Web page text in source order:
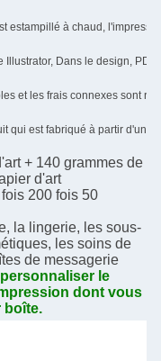
estampillé à chaud,
Illustrator, Dans le design,
et les frais connexes sont
qui est fabriqué à partir d'un
+ 140 grammes de
d'art
200 fois 50
la lingerie, les sous-
les soins de
de messagerie
le
dont vous
boîte.